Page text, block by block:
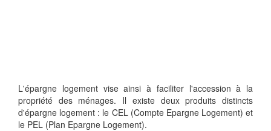
L'épargne logement vise ainsi à faciliter l'accession à la
propriété des ménages. Il existe deux produits distincts
d'épargne logement : le CEL (Compte Epargne Logement) et
le PEL (Plan Epargne Logement).